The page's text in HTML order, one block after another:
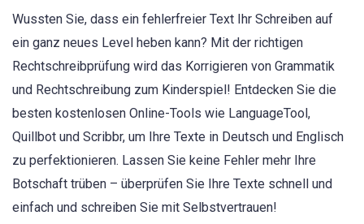
Wussten Sie, dass ein fehlerfreier Text Ihr Schreiben auf
ein ganz neues Level heben kann? Mit der richtigen
Rechtschreibprüfung wird das Korrigieren von Grammatik
und Rechtschreibung zum Kinderspiel! Entdecken Sie die
besten kostenlosen Online-Tools wie LanguageTool,
Quillbot und Scribbr, um Ihre Texte in Deutsch und Englisch
zu perfektionieren. Lassen Sie keine Fehler mehr Ihre
Botschaft trüben – überprüfen Sie Ihre Texte schnell und
einfach und schreiben Sie mit Selbstvertrauen!